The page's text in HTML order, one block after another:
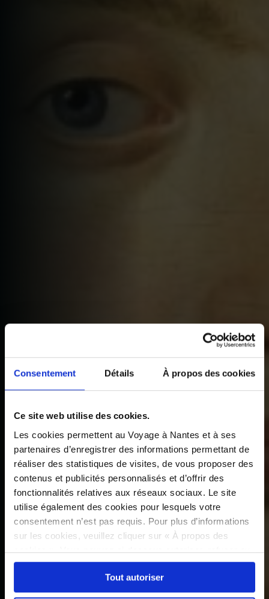
Consentement Détails À propos des cookies
Ce site web utilise des cookies.
Les cookies permettent au Voyage à Nantes et à ses
partenaires d’enregistrer des informations permettant de
réaliser des statistiques de visites, de vous proposer des
contenus et publicités personnalisés et d’offrir des
fonctionnalités relatives aux réseaux sociaux. Le site
utilise également des cookies pour lesquels votre
consentement n’est pas requis. Pour plus d’informations
sur les cookies, veuillez cliquer sur « À propos des
cookies ». Vous pouvez ci-dessous autoriser, refuser ou
sélectionner les cookies selon les finalités via l'onglet
« Détails ». À tout moment, vous pouvez modifier votre
choix en cliquant sur le lien « Cookies » en bas des
Tout autoriser